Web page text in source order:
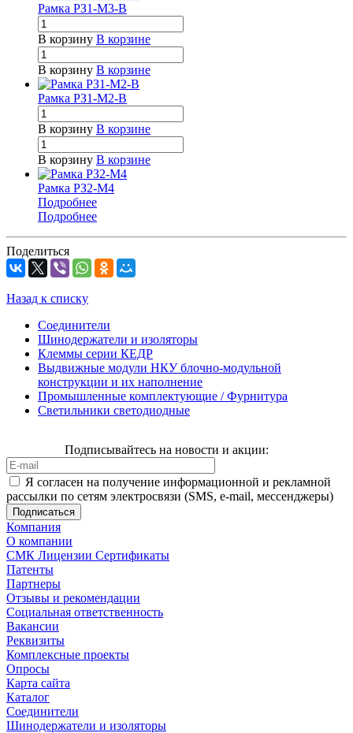
Рамка РЗ1-М3-В
В корзину В корзине
В корзину В корзине
Рамка РЗ1-М2-В
В корзину В корзине
В корзину В корзине
Рамка РЗ2-М4
Подробнее
Подробнее
Поделиться
Назад к списку
Соединители
Шинодержатели и изоляторы
Клеммы серии КЕДР
Выдвижные модули НКУ блочно-модульной
конструкции и их наполнение
Промышленные комплектующие / Фурнитура
Светильники светодиодные
Подписывайтесь на новости и акции:
Я согласен на получение информационной и рекламной
рассылки по сетям электросвязи (SMS, e-mail, мессенджеры)
Компания
О компании
СМК Лицензии Сертификаты
Патенты
Партнеры
Отзывы и рекомендации
Социальная ответственность
Вакансии
Реквизиты
Комплексные проекты
Опросы
Карта сайта
Каталог
Соединители
Шинодержатели и изоляторы